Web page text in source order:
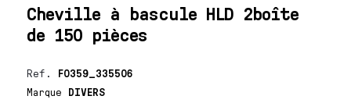
Cheville à bascule HLD 2boîte
de 150 pièces
Ref. F0359_335506
Marque DIVERS